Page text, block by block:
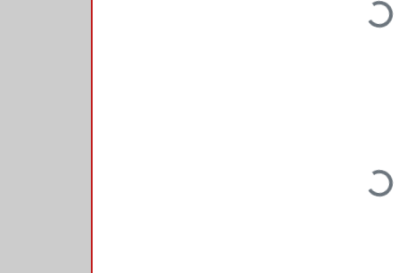
Loading...
Loading...